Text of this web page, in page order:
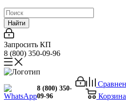
Найти
Запросить КП
8 (800) 350-09-96
Корзина
8 (800) 350-
09-96